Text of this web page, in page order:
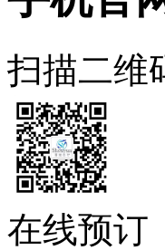
扫描二维
在线预订